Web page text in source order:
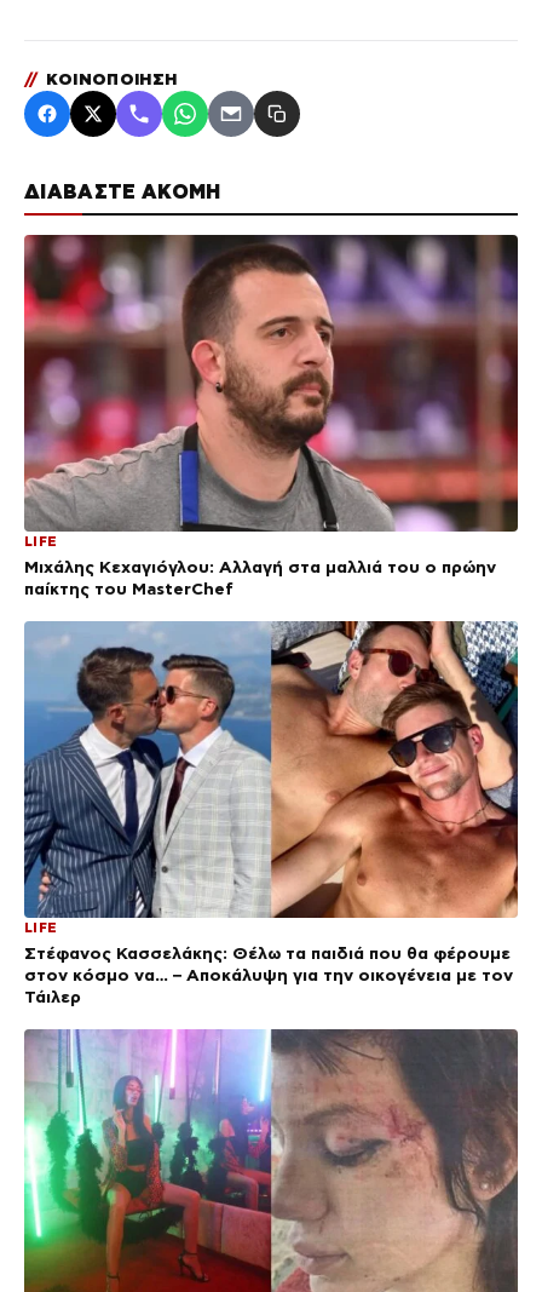
ΔΙΑΒΑΣΤΕ ΑΚΟΜΗ
LIFE
Μιχάλης Κεχαγιόγλου: Αλλαγή στα μαλλιά του ο πρώην
παίκτης του MasterChef
LIFE
Στέφανος Κασσελάκης: Θέλω τα παιδιά που θα φέρουμε
στον κόσμο να… – Αποκάλυψη για την οικογένεια με τον
Τάιλερ
// ΚΟΙΝΟΠΟΙΗΣΗ